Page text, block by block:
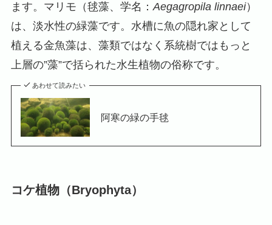
ます。マリモ（毬藻、学名：Aegagropila linnaei）
は、淡水性の緑藻です。水槽に魚の隠れ家として
植える金魚藻は、藻類ではなく系統樹ではもっと
上層の”藻”で括られた水生植物の俗称です。
あわせて読みたい
阿寒の緑の手毬
コケ植物（Bryophyta）